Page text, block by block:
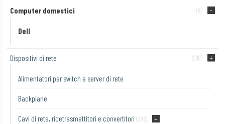
Computer domestici (8)
Dell
Dispositivi di rete (999)
Alimentatori per switch e server di rete
Backplane
Cavi di rete, ricetrasmettitori e convertitori (286)